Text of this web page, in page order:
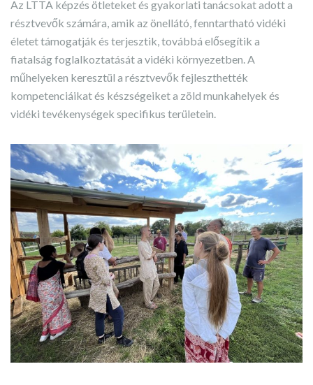
Az LTTA képzés ötleteket és gyakorlati tanácsokat adott a
résztvevők számára, amik az önellátó, fenntartható vidéki
életet támogatják és terjesztik, továbbá elősegítik a
fiatalság foglalkoztatását a vidéki környezetben. A
műhelyeken keresztül a résztvevők fejleszthették
kompetenciáikat és készségeiket a zöld munkahelyek és
vidéki tevékenységek specifikus területein.